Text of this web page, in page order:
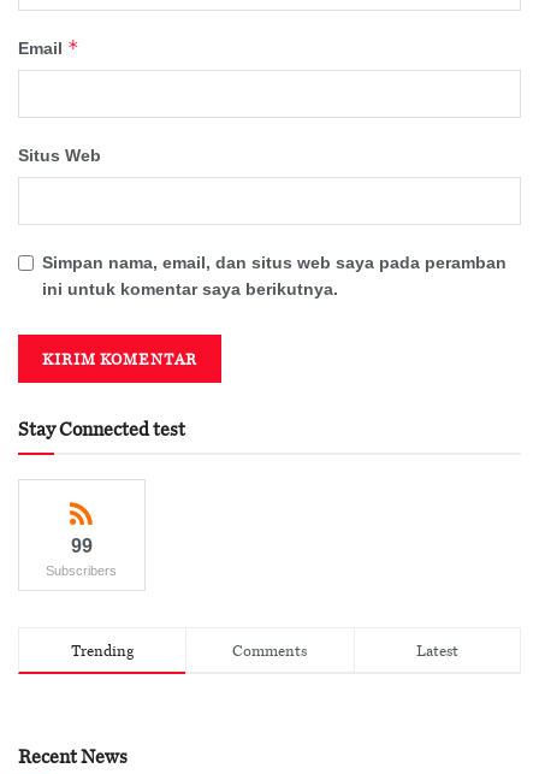
Email *
Situs Web
Simpan nama, email, dan situs web saya pada peramban
ini untuk komentar saya berikutnya.
Stay Connected test
99
Subscribers
Trending Comments Latest
Recent News